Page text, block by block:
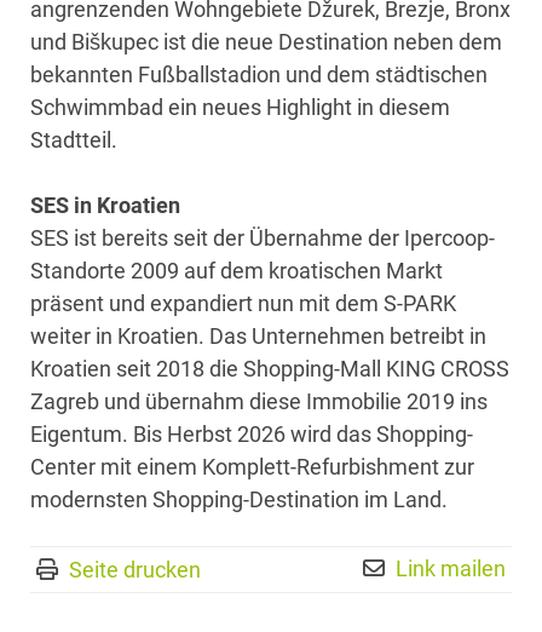
angrenzenden Wohngebiete Džurek, Brezje, Bronx
und Biškupec ist die neue Destination neben dem
bekannten Fußballstadion und dem städtischen
Schwimmbad ein neues Highlight in diesem
Stadtteil.
SES in Kroatien
SES ist bereits seit der Übernahme der Ipercoop-
Standorte 2009 auf dem kroatischen Markt
präsent und expandiert nun mit dem S-PARK
weiter in Kroatien. Das Unternehmen betreibt in
Kroatien seit 2018 die Shopping-Mall KING CROSS
Zagreb und übernahm diese Immobilie 2019 ins
Eigentum. Bis Herbst 2026 wird das Shopping-
Center mit einem Komplett-Refurbishment zur
modernsten Shopping-Destination im Land.
Seite drucken Link mailen